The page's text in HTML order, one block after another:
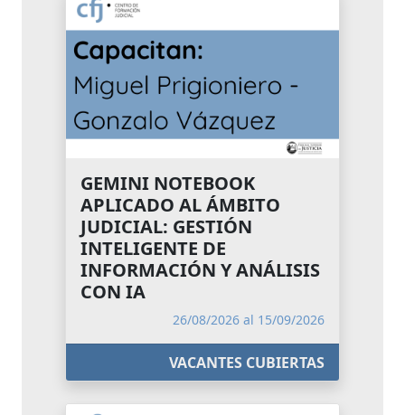
GEMINI NOTEBOOK
APLICADO AL ÁMBITO
JUDICIAL: GESTIÓN
INTELIGENTE DE
INFORMACIÓN Y ANÁLISIS
CON IA
26/08/2026 al 15/09/2026
VACANTES CUBIERTAS